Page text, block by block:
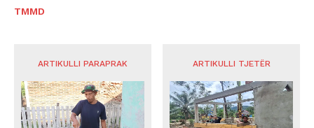
TMMD
ARTIKULLI PARAPRAK ARTIKULLI TJETËR